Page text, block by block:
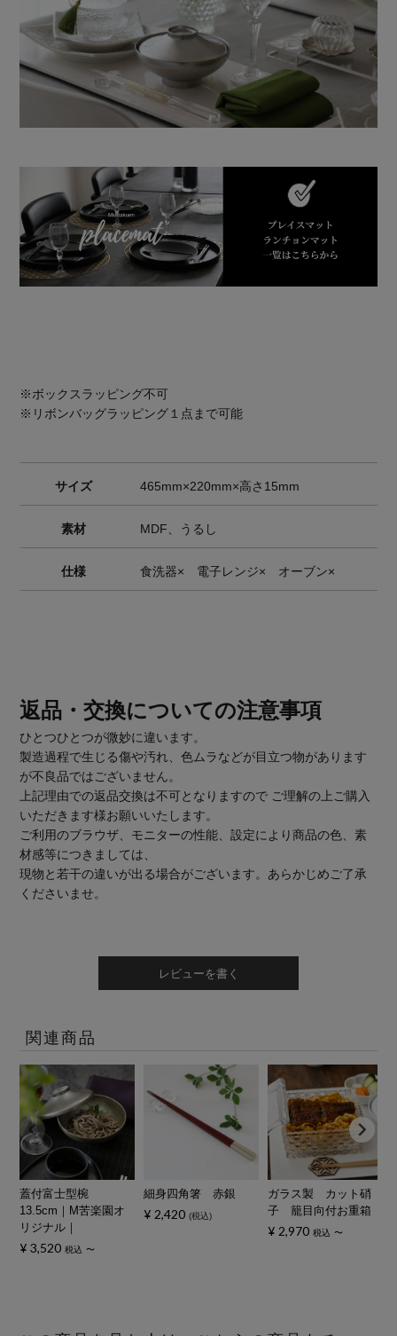
※ボックスラッピング不可
※リボンバッグラッピング１点まで可能
サイズ 465mm×220mm×高さ15mm
素材 MDF、うるし
仕様 食洗器× 電子レンジ× オーブン×
返品・交換についての注意事項
ひとつひとつが微妙に違います。
製造過程で生じる傷や汚れ、色ムラなどが目立つ物があります
が不良品ではございません。
上記理由での返品交換は不可となりますので ご理解の上ご購入
いただきます様お願いいたします。
ご利用のブラウザ、モニターの性能、設定により商品の色、素
材感等につきましては、
現物と若干の違いが出る場合がございます。あらかじめご了承
くださいませ。
レビューを書く
関連商品
蓋付富士型椀
13.5cm｜M苦楽園オ
リジナル｜
¥ 3,520 税込 〜
細身四角箸 赤銀
¥ 2,420 税込
ガラス製 カット硝
子 籠目向付お重箱
¥ 2,970 税込 〜